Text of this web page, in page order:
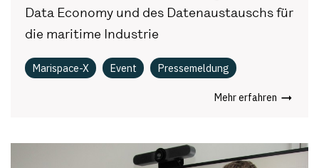
Data Economy und des Datenaustauschs für
die maritime Industrie
Marispace-X Event Pressemeldung
Mehr erfahren